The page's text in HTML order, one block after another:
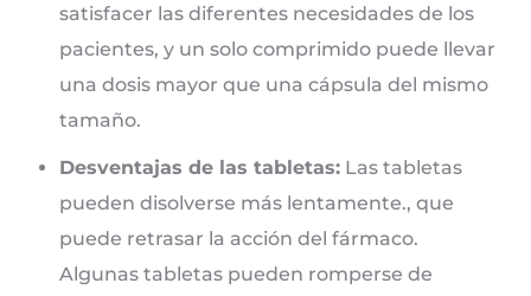
satisfacer las diferentes necesidades de los
pacientes, y un solo comprimido puede llevar
una dosis mayor que una cápsula del mismo
tamaño.
Desventajas de las tabletas: Las tabletas
pueden disolverse más lentamente., que
puede retrasar la acción del fármaco.
Algunas tabletas pueden romperse de